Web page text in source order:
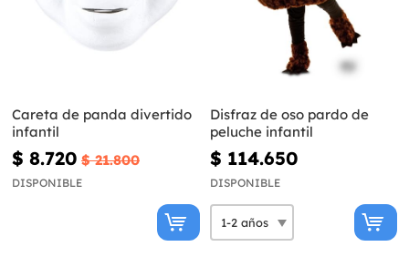
Careta de panda divertido
infantil
$ 8.720 $ 21.800
DISPONIBLE
Disfraz de oso pardo de
peluche infantil
$ 114.650
DISPONIBLE